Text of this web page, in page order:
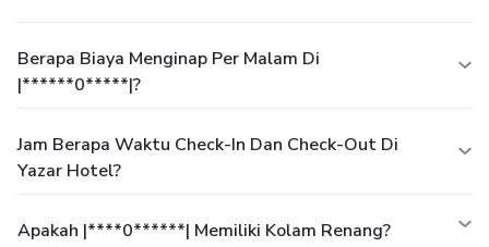
Berapa Biaya Menginap Per Malam Di
|******0*****|?
Jam Berapa Waktu Check-In Dan Check-Out Di
Yazar Hotel?
Apakah |****0******| Memiliki Kolam Renang?